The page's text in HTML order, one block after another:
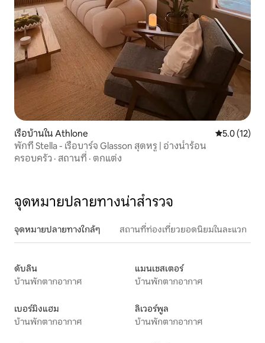
เรือบ้านใน Athlone คะแนนเฉลี่ย
5.0 (12)
พักที่ Stella - เรือบาร์จ Glasson สุดหรู | อ่างน้ำร้อน
ครอบครัว · สถานที่ · ตกแต่ง
จุดหมายปลายทางน่าสำรวจ
จุดหมายปลายทางใกล้ๆ สถานที่ท่องเที่ยวยอดนิยมในละแวก
ดับลิน
บ้านพักตากอากาศ
แมนเชสเตอร์
บ้านพักตากอากาศ
เบอร์มิงแฮม
บ้านพักตากอากาศ
ลิเวอร์พูล
บ้านพักตากอากาศ